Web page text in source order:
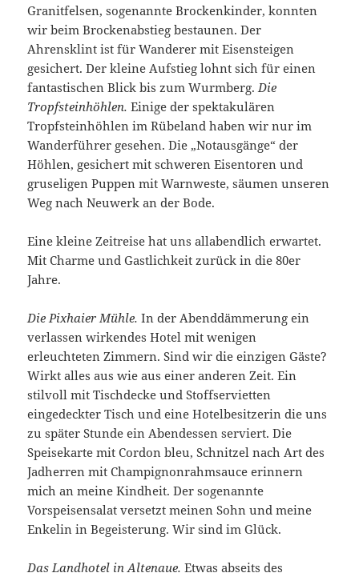
Granitfelsen, sogenannte Brockenkinder, konnten
wir beim Brockenabstieg bestaunen. Der
Ahrensklint ist für Wanderer mit Eisensteigen
gesichert. Der kleine Aufstieg lohnt sich für einen
fantastischen Blick bis zum Wurmberg.Die
Tropfsteinhöhlen. Einige der spektakulären
Tropfsteinhöhlen im Rübeland haben wir nur im
Wanderführer gesehen. Die „Notausgänge“ der
Höhlen, gesichert mit schweren Eisentoren und
gruseligen Puppen mit Warnweste, säumen unseren
Weg nach Neuwerk an der Bode.
Eine kleine Zeitreise hat uns allabendlich erwartet.
Mit Charme und Gastlichkeit zurück in die 80er
Jahre.
Die Pixhaier Mühle. In der Abenddämmerung ein
verlassen wirkendes Hotel mit wenigen
erleuchteten Zimmern. Sind wir die einzigen Gäste?
Wirkt alles aus wie aus einer anderen Zeit. Ein
stilvoll mit Tischdecke und Stoffservietten
eingedeckter Tisch und eine Hotelbesitzerin die uns
zu später Stunde ein Abendessen serviert. Die
Speisekarte mit Cordon bleu, Schnitzel nach Art des
Jadherren mit Champignonrahmsauce erinnern
mich an meine Kindheit. Der sogenannte
Vorspeisensalat versetzt meinen Sohn und meine
Enkelin in Begeisterung. Wir sind im Glück.
Das Landhotel in Altenaue. Etwas abseits des